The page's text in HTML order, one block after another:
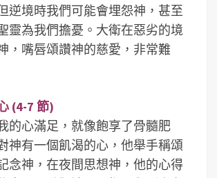
逆境時我們可能會埋怨神，甚至
靈為我們擔憂。大衛在惡劣的境
，嘴唇頌讚神的慈愛，非常難
(4-7 節)
的心滿足，就像飽享了骨髓肥
神有一個飢渴的心，他舉手稱頌
念神，在夜間思想神，他的心得